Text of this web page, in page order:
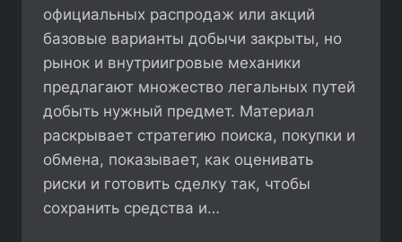
официальных распродаж или акций
базовые варианты добычи закрыты, но
рынок и внутриигровые механики
предлагают множество легальных путей
добыть нужный предмет. Материал
раскрывает стратегию поиска, покупки и
обмена, показывает, как оценивать
риски и готовить сделку так, чтобы
сохранить средства и…